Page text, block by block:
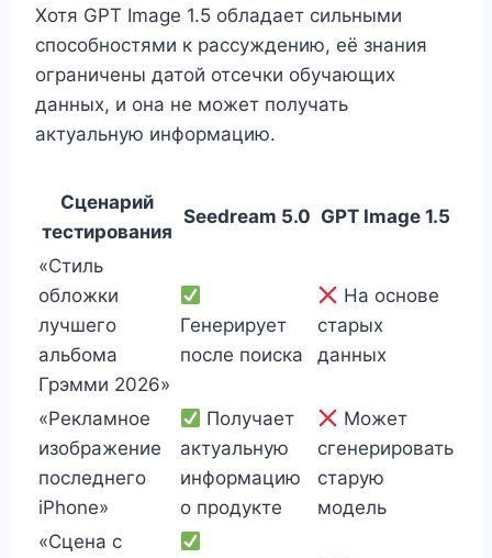
Хотя GPT Image 1.5 обладает сильными
способностями к рассуждению, её знания
ограничены датой отсечки обучающих
данных, и она не может получать
актуальную информацию.
Сценарий
тестирования
Seedream 5.0 GPT Image 1.5
«Стиль
обложки
лучшего
альбома
Грэмми 2026»
Генерирует
после поиска
На основе
старых
данных
«Рекламное
изображение
последнего
iPhone»
Получает
актуальную
информацию
о продукте
Может
сгенерировать
старую
модель
«Сцена с